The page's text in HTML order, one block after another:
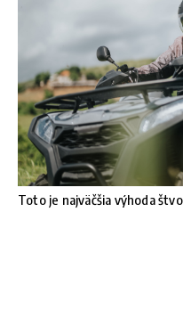
Toto je najväčšia výhoda